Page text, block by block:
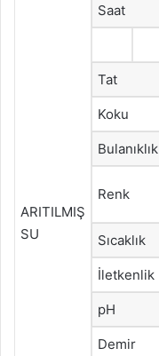
ARITILMIŞ
SU
Saat
Tat
Koku
Bulanıklık
Renk
Sıcaklık
İletkenlik
pH
Demir